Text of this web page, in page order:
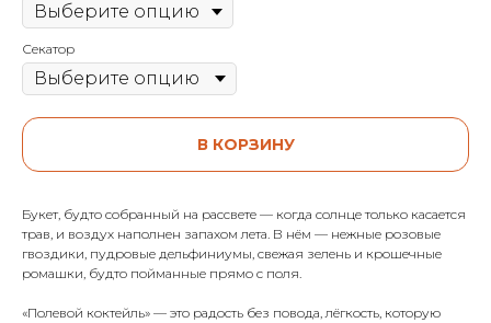
Секатор
В КОРЗИНУ
Букет, будто собранный на рассвете — когда солнце только касается
трав, и воздух наполнен запахом лета. В нём — нежные розовые
гвоздики, пудровые дельфиниумы, свежая зелень и крошечные
ромашки, будто пойманные прямо с поля.
«Полевой коктейль» — это радость без повода, лёгкость, которую